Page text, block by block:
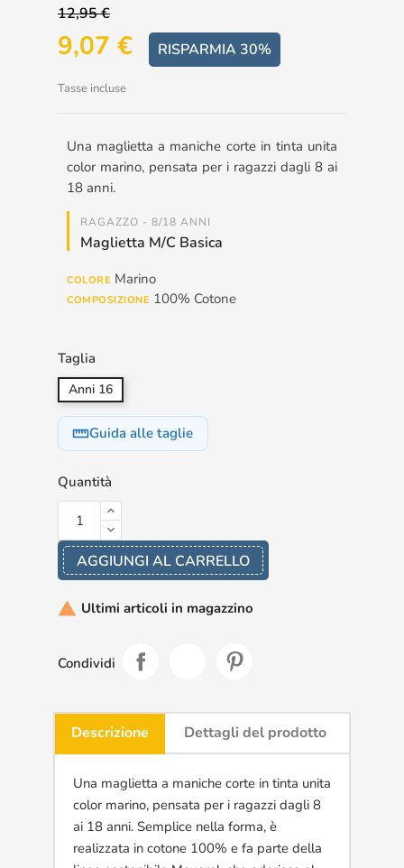
12,95 €
9,07 € RISPARMIA 30%
Tasse incluse
Una maglietta a maniche corte in tinta unita
color marino, pensata per i ragazzi dagli 8 ai
18 anni.
RAGAZZO - 8/18 ANNI
Maglietta M/c Basica
COLORE Marino
COMPOSIZIONE 100% Cotone
Taglia
Anni 16
straightenGuida alle taglie
Quantità
AGGIUNGI AL CARRELLO
 Ultimi articoli in magazzino
Condividi
Descrizione Dettagli del prodotto
Una maglietta a maniche corte in tinta unita
color marino, pensata per i ragazzi dagli 8
ai 18 anni. Semplice nella forma, è
realizzata in cotone 100% e fa parte della